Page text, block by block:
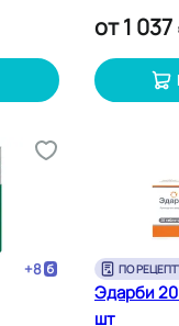
от1
+8 ПО
Эдарби
шт